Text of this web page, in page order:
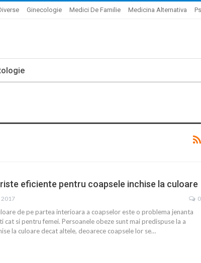
Ginecologie Medici De Familie Medicina Alternativa
eficiente pentru coapsele inchise la culoare
2017 0
de pe partea interioara a coapselor este o problema jenanta
cat si pentru femei. Persoanele obeze sunt mai predispuse la a
la culoare decat altele, deoarece coapsele lor se…